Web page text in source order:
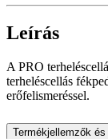
Leírás
A PRO
terheléscellás
erőfelismeréssel.
Termékjellemzők